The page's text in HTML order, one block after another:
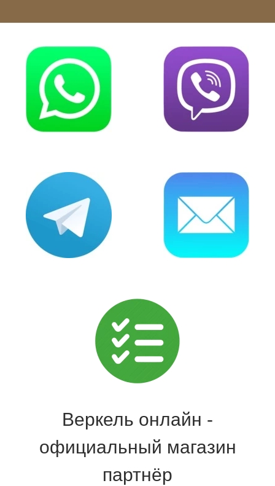
Веркель онлайн -
официальный магазин
партнёр